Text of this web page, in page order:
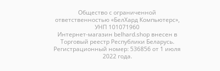
Общество с ограниченной
ответственностью «БелХард Компьютерс»,
УНП 101071960
Интернет-магазин belhard.shopвнесен в
Торговый реестр Республики Беларусь.
Регистрационный номер: 536856 от 1 июля
2022 года.